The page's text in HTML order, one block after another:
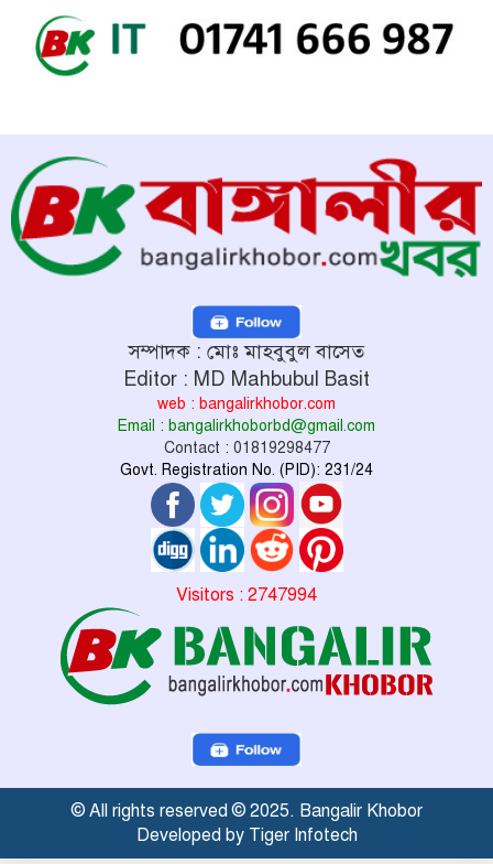
সম্পাদক : মোঃ মাহবুবুল বাসেত
Editor : MD Mahbubul Basit
web : bangalirkhobor.com
Email : bangalirkhoborbd@gmail.com
Contact : 01819298477
Govt. Registration No. (PID): 231/24
Visitors : 2747994
© All rights reserved © 2025. Bangalir Khobor
Developed by Tiger Infotech